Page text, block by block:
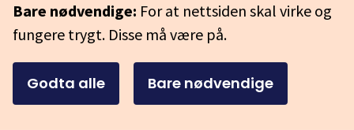
Bare nødvendige: For at nettsiden skal virke og
fungere trygt. Disse må være på.
Godta alle Bare nødvendige